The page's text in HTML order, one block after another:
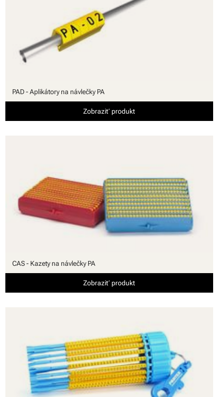
PAD - Aplikátory na návlečky PA
Zobraziť produkt
CAS - Kazety na návlečky PA
Zobraziť produkt